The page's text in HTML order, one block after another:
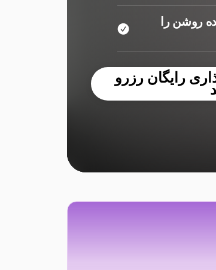
روشن را
رایگان رزرو